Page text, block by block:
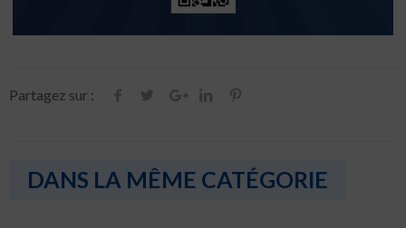
Partagez sur :
DANS LA MÊME CATÉGORIE